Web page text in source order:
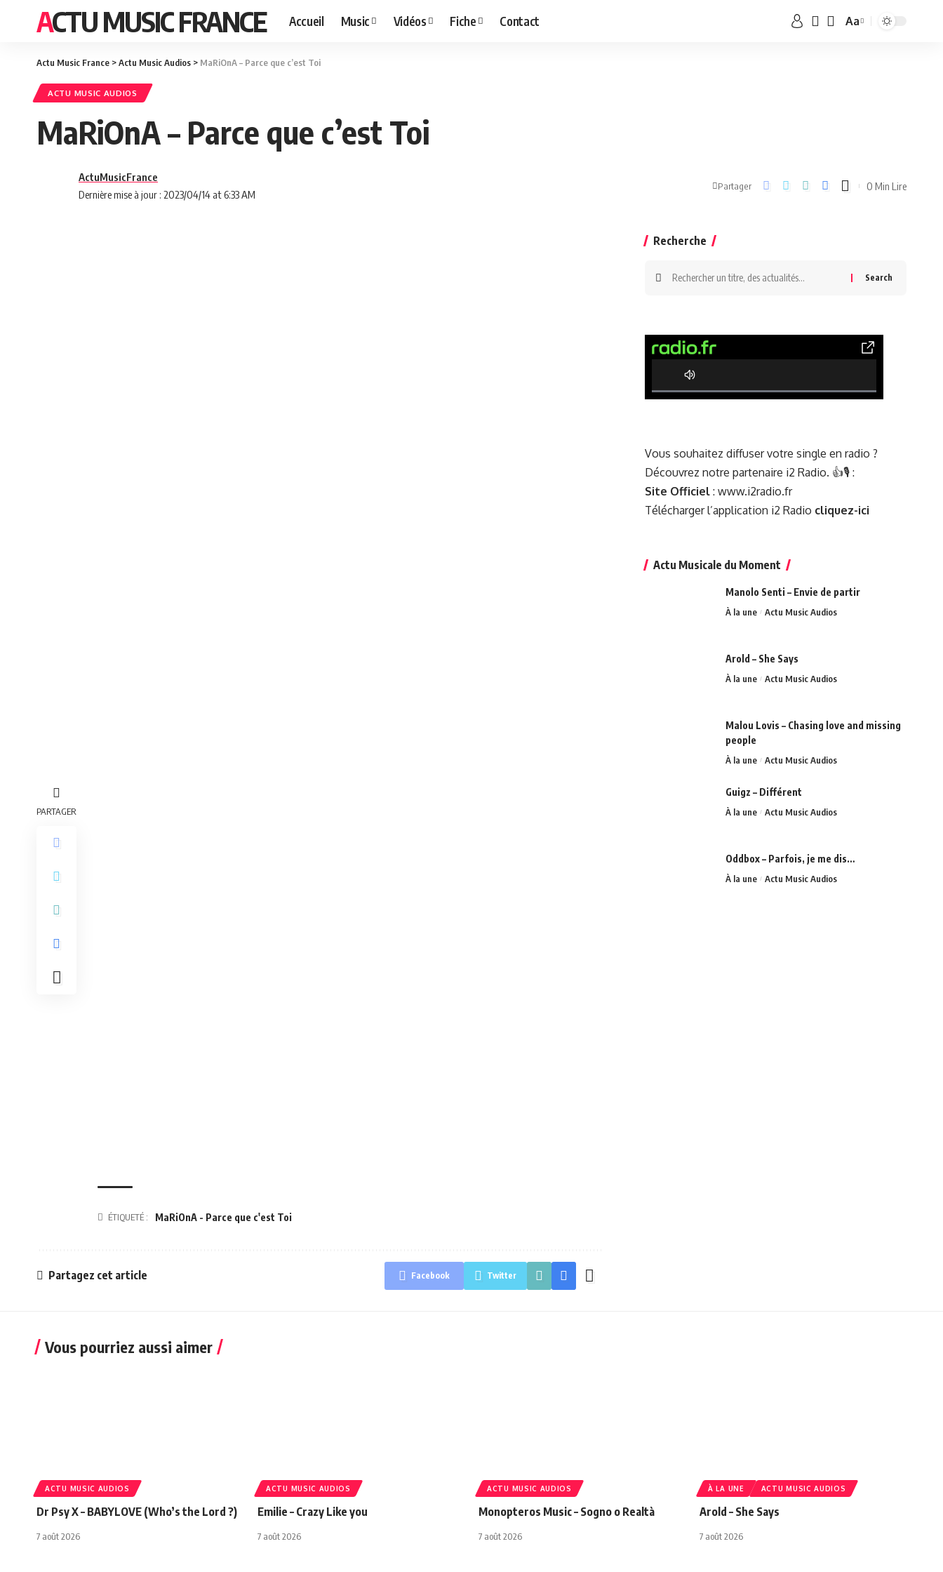
ACTU MUSIC FRANCE Accueil Music Vidéos Fiche Contact Aa
Actu Music France >Actu Music Audios > MaRiOnA – Parce que c’est Toi
ACTU MUSIC AUDIOS
MaRiOnA – Parce que c’est Toi
Dernière mise à jour : 2023/04/14 at 6:33 AM
ActuMusicFrance
Partager 0 Min Lire
PARTAGER
ÉTIQUETÉ : MaRiOnA - Parce que c'est Toi
Partagez cet article Facebook Twitter
Recherche
0% Complete
Vous souhaitez diffuser votre single en radio ?
Découvrez notre partenaire i2 Radio. 👍🎙️ :
Site Officiel: www.i2radio.fr
Télécharger l’application i2 Radio cliquez-ici
Actu Musicale du Moment
Manolo Senti – Envie de partir
À la une Actu Music Audios
Arold – She Says
À la une Actu Music Audios
Malou Lovis – Chasing love and missing
people
À la une Actu Music Audios
Guigz – Différent
À la une Actu Music Audios
Oddbox – Parfois, je me dis…
À la une Actu Music Audios
Vous pourriez aussi aimer
ACTU MUSIC AUDIOS
Dr Psy X – BABYLOVE (Who’s the Lord ?)
7 août 2026
ACTU MUSIC AUDIOS
Emilie – Crazy Like you
7 août 2026
ACTU MUSIC AUDIOS
Monopteros Music – Sogno o Realtà
7 août 2026
À LA UNE ACTU MUSIC AUDIOS
Arold – She Says
7 août 2026